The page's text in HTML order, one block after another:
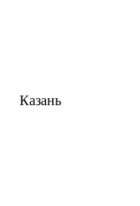
Казань